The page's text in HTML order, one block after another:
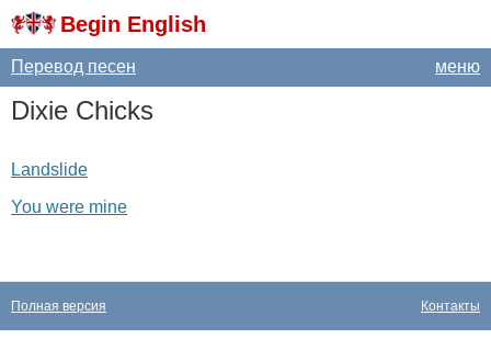
Begin English
меню
Перевод песен
Dixie Chicks
Landslide
You were mine
Контакты
Полная версия